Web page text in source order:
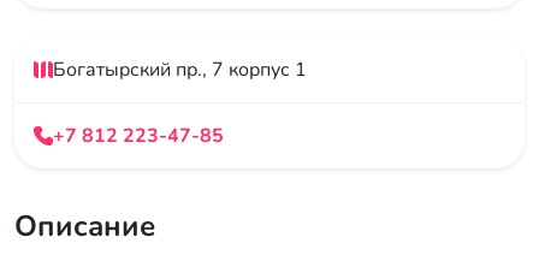
Богатырский пр., 7 корпус 1
+7 812 223-47-85
Описание